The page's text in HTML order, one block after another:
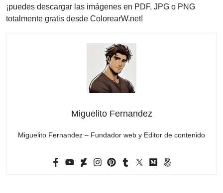
¡puedes descargar las imágenes en PDF, JPG o PNG
totalmente gratis desde ColorearW.net!
Miguelito Fernandez
Miguelito Fernandez – Fundador web y Editor de contenido